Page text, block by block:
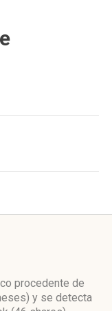
procedente de
y se detecta